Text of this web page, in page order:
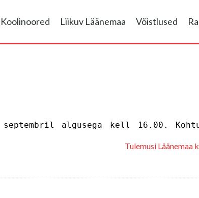
Koolinoored Liikuv Läänemaa Võistlused
algusega kell 16.00.
Tulemusi